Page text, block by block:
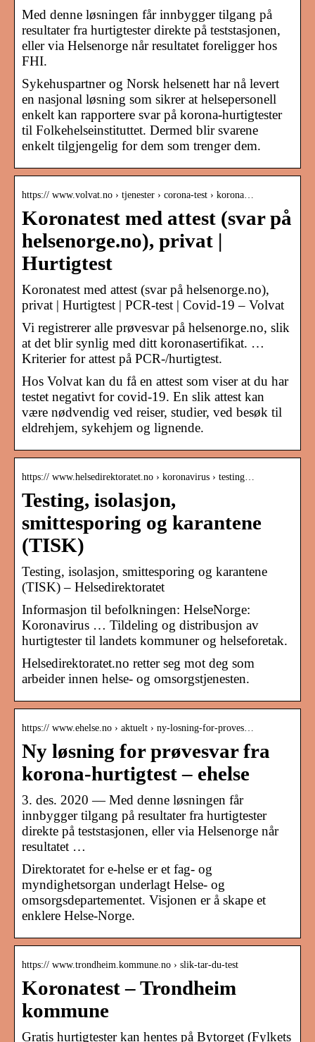
Med denne løsningen får innbygger tilgang på
resultater fra hurtigtester direkte på teststasjonen,
eller via Helsenorge når resultatet foreligger hos
FHI.
Sykehuspartner og Norsk helsenett har nå levert
en nasjonal løsning som sikrer at helsepersonell
enkelt kan rapportere svar på korona-hurtigtester
til Folkehelseinstituttet. Dermed blir svarene
enkelt tilgjengelig for dem som trenger dem.
https:// www.volvat.no › tjenester › corona-test › korona…
Koronatest med attest (svar på
helsenorge.no), privat |
Hurtigtest
Koronatest med attest (svar på helsenorge.no),
privat | Hurtigtest | PCR-test | Covid-19 – Volvat
Vi registrerer alle prøvesvar på helsenorge.no, slik
at det blir synlig med ditt koronasertifikat. …
Kriterier for attest på PCR-/hurtigtest.
Hos Volvat kan du få en attest som viser at du har
testet negativt for covid-19. En slik attest kan
være nødvendig ved reiser, studier, ved besøk til
eldrehjem, sykehjem og lignende.
https:// www.helsedirektoratet.no › koronavirus › testing…
Testing, isolasjon,
smittesporing og karantene
(TISK)
Testing, isolasjon, smittesporing og karantene
(TISK) – Helsedirektoratet
Informasjon til befolkningen: HelseNorge:
Koronavirus … Tildeling og distribusjon av
hurtigtester til landets kommuner og helseforetak.
Helsedirektoratet.no retter seg mot deg som
arbeider innen helse- og omsorgstjenesten.
https:// www.ehelse.no › aktuelt › ny-losning-for-proves…
Ny løsning for prøvesvar fra
korona-hurtigtest – ehelse
3. des. 2020 — Med denne løsningen får
innbygger tilgang på resultater fra hurtigtester
direkte på teststasjonen, eller via Helsenorge når
resultatet …
Direktoratet for e-helse er et fag- og
myndighetsorgan underlagt Helse- og
omsorgsdepartementet. Visjonen er å skape et
enklere Helse-Norge.
https:// www.trondheim.kommune.no › slik-tar-du-test
Koronatest – Trondheim
kommune
Gratis hurtigtester kan hentes på Bytorget (Fylkets